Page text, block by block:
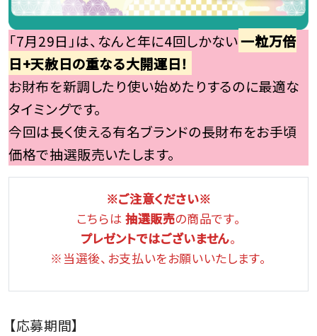
「7月29日」は、なんと年に4回しかない一粒万倍
日+天赦日の重なる大開運日！
お財布を新調したり使い始めたりするのに最適な
タイミングです。
今回は長く使える有名ブランドの長財布をお手頃
価格で抽選販売いたします。
※ご注意ください※
こちらは 抽選販売の商品です。
プレゼントではございません。
※当選後、お支払いをお願いいたします。
【応募期間】